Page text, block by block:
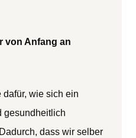
von Anfang an
wie sich ein
gesundheitlich
dass wir selber